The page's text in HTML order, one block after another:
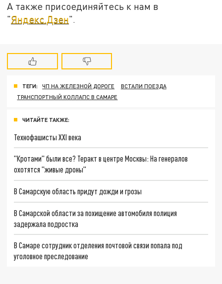
А также присоединяйтесь к нам в
"Яндекс.Дзен".
ТЕГИ: ЧП НА ЖЕЛЕЗНОЙ ДОРОГЕ
ВСТАЛИ ПОЕЗДА
ТРАНСПОРТНЫЙ КОЛЛАПС В САМАРЕ
ЧИТАЙТЕ ТАКЖЕ:
Технофашисты XXI века
"Кротами" были все? Теракт в центре Москвы: На генералов
охотятся "живые дроны"
В Самарскую область придут дожди и грозы
В Самарской области за похищение автомобиля полиция
задержала подростка
В Самаре сотрудник отделения почтовой связи попала под
уголовное преследование